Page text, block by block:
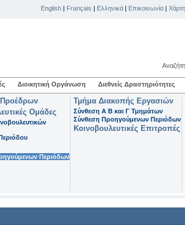
English | Français | Ελληνικά | Επικοινωνία |
Διοικητική Οργάνωση Διεθνείς Δραστηριότητες
Ομάδες
Περιόδων
Τμήμα Διακοπής Εργασιών
Σύνθεση Α Β και Γ Τμημάτων
Σύνθεση Προηγούμενων Περιόδων
Κοινοβουλευτικές Επιτροπές